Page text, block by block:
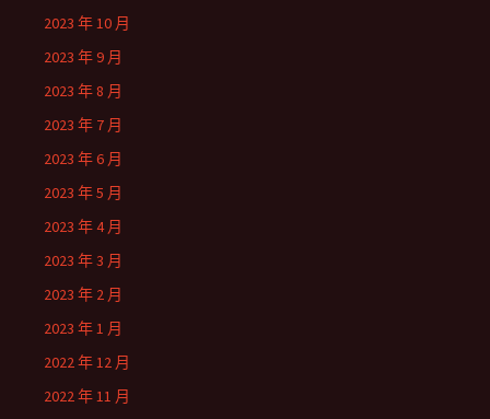
2023 年 10 月
2023 年 9 月
2023 年 8 月
2023 年 7 月
2023 年 6 月
2023 年 5 月
2023 年 4 月
2023 年 3 月
2023 年 2 月
2023 年 1 月
2022 年 12 月
2022 年 11 月